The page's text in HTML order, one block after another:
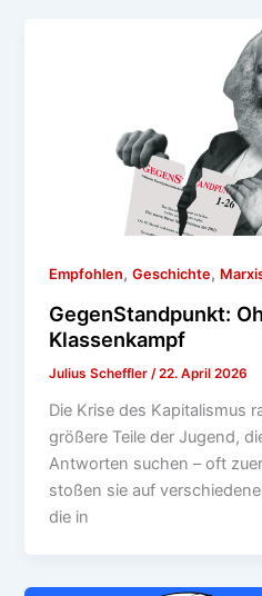
Empfohlen,Geschichte,
GegenStandpunkt:
Klassenkampf
Julius Scheffler/22. April 2026
Die Krise des Kapitalismus
größere Teile der Jugend,
Antworten suchen – oft
stoßen sie auf
die in